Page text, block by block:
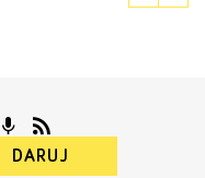
DARUJ